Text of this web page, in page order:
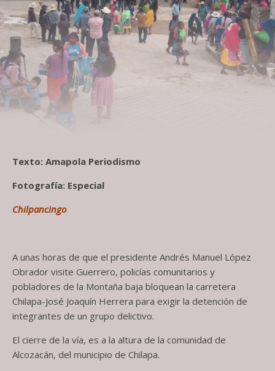
Texto: Amapola Periodismo
Fotografía: Especial
Chilpancingo
A unas horas de que el presidente Andrés Manuel López
Obrador visite Guerrero, policías comunitarios y
pobladores de la Montaña baja bloquean la carretera
Chilapa-José Joaquín Herrera para exigir la detención de
integrantes de un grupo delictivo.
El cierre de la vía, es a la altura de la comunidad de
Alcozacán, del municipio de Chilapa.